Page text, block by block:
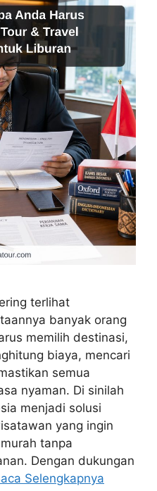
terlihat
banyak orang
memilih destinasi,
biaya, mencari
semua
nyaman. Di sinilah
menjadi solusi
yang ingin
tanpa
Dengan dukungan
Selengkapnya